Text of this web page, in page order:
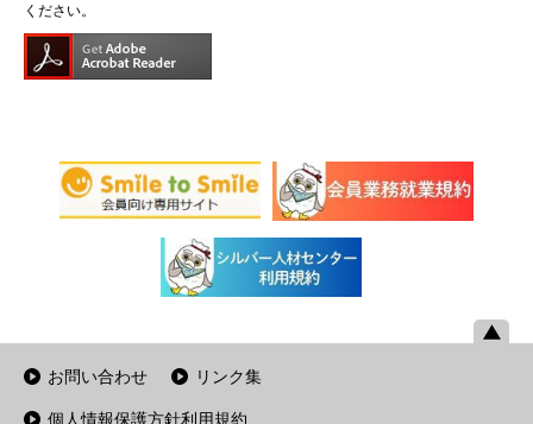
ください。
お問い合わせ リンク集
個人情報保護方針利用規約